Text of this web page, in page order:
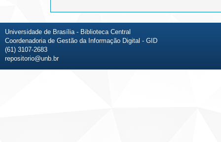
Universidade de Brasília - Biblioteca Central
Coordenadoria de Gestão da Informação Digital - GID
(61) 3107-2683
repositorio@unb.br